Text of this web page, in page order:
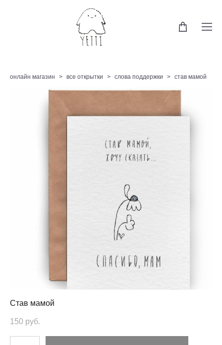
онлайн магазин > все открытки > слова поддержки > став мамой
Став мамой
150 pуб.